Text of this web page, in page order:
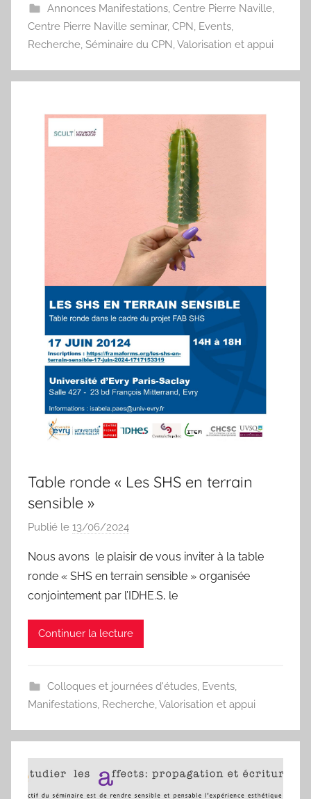
a
P
a
s
Annonces Manifestations, Centre Pierre Naville,
Centre Pierre Naville seminar, CPN, Events,
Recherche, Séminaire du CPN,Valorisation et appui
Table ronde « Les SHS en terrain
sensible »
Publié le 13/06/2024
r
I
s
a
b
a
P
e
s
Nous avons le plaisir de vous inviter à la table
ronde « SHS en terrain sensible » organisée
conjointement par l’IDHE.S, le
Continuer la lecture
Colloques et journées d'études, Events,
Manifestations, Recherche,Valorisation et appui